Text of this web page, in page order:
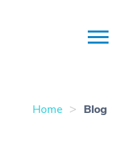
Home > Blog